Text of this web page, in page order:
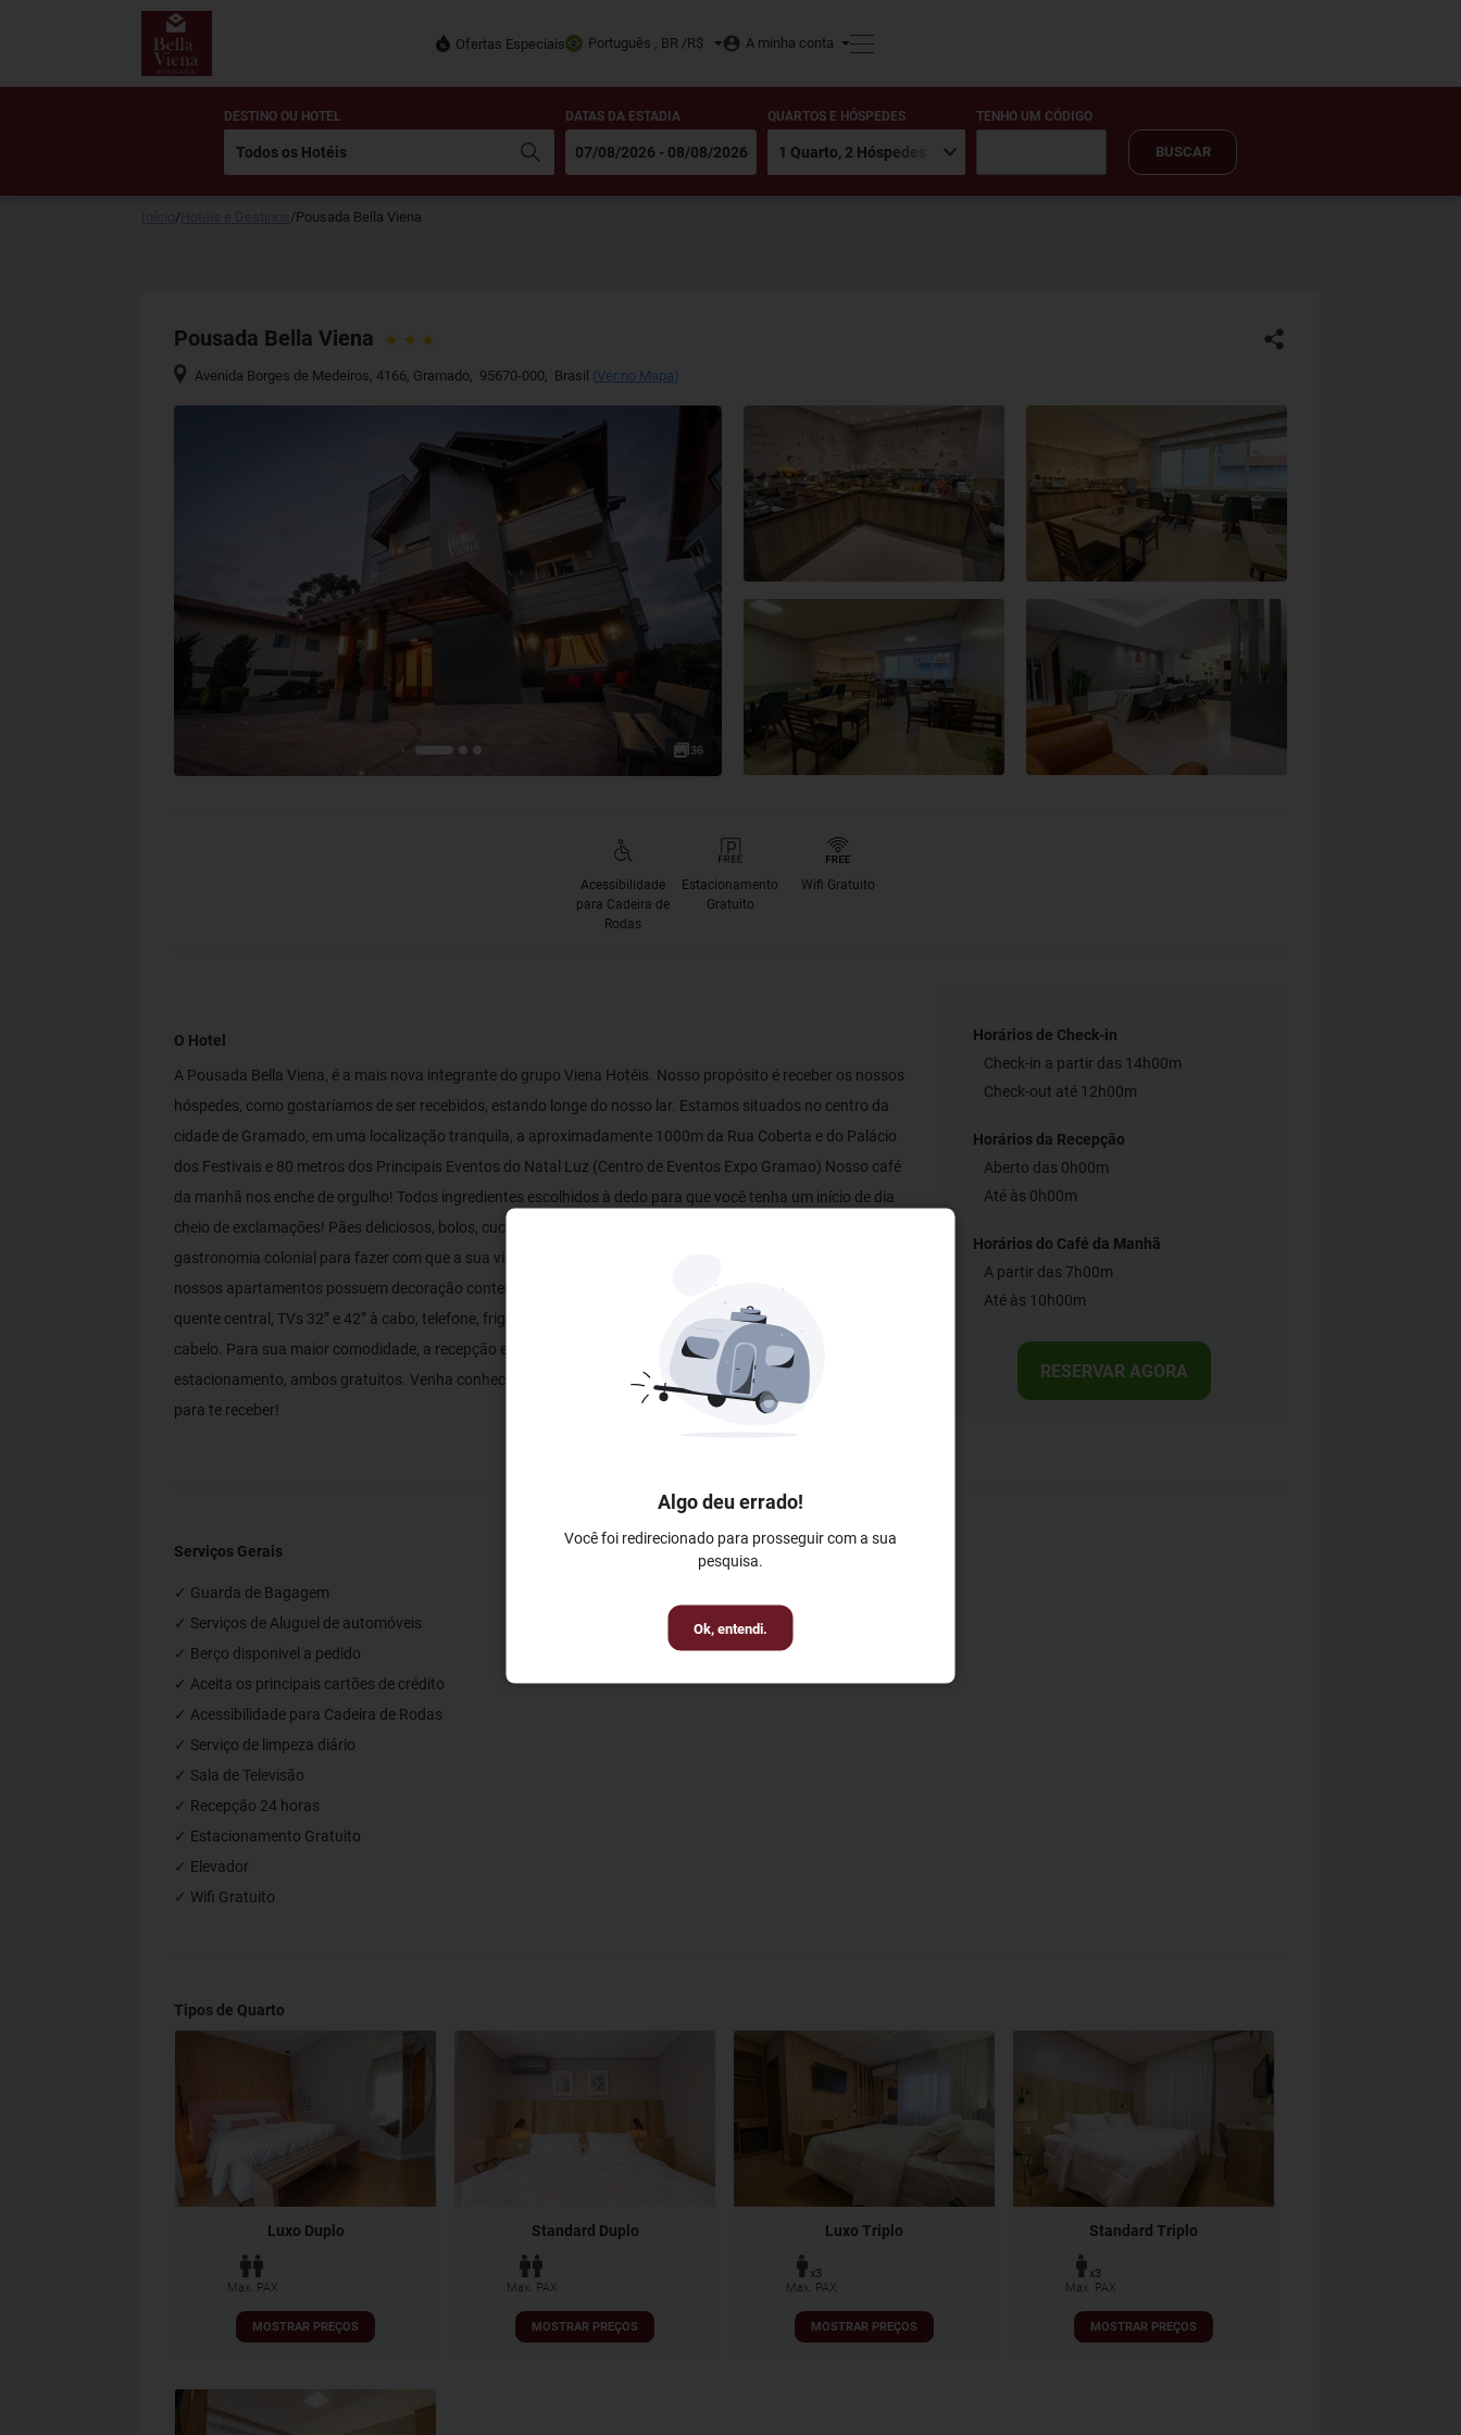
Ofertas Especiais Português , BR /R$ A minha conta
Algo deu errado!
Você foi redirecionado para prosseguir com a sua
pesquisa.
Ok, entendi.
DESTINO OU HOTEL DATAS DA ESTADIA QUARTOS E HÓSPEDES TENHO UM CÓDIGO
BUSCAR
/ /Pousada Bella Viena
Pousada Bella Viena
Avenida Borges de Medeiros, 4166, Gramado, 95670-000, Brasil (Ver no Mapa)
36
Acessibilidade
para Cadeira de
Rodas
Estacionamento
Gratuito
Wifi Gratuito
O Hotel
A Pousada Bella Viena, é a mais nova integrante do grupo Viena Hotéis. Nosso propósito é receber os nossos
hóspedes, como gostaríamos de ser recebidos, estando longe do nosso lar. Estamos situados no centro da
cidade de Gramado, em uma localização tranquila, a aproximadamente 1000m da Rua Coberta e do Palácio
dos Festivais e 80 metros dos Principais Eventos do Natal Luz (Centro de Eventos Expo Gramao) Nosso café
da manhã nos enche de orgulho! Todos ingredientes escolhidos à dedo para que você tenha um início de dia
cheio de exclamações! Pães deliciosos, bolos, cucas, queijos, geleias, frutas e tudo mais que compõem a farta
gastronomia colonial para fazer com que a sua visita à Serra Gaúcha tenha um sabor muito especial! Todos os
nossos apartamentos possuem decoração contemporânea, calefação, ar condicionado quente e frio, água
quente central, TVs 32” e 42” à cabo, telefone, frigobar e banheiro privativo com ducha higiênica e secador de
cabelo. Para sua maior comodidade, a recepção está aberta 24 horas, além de Wi-Fi em toda a pousada e
estacionamento, ambos gratuitos. Venha conhecer as belezas da Serra Gaúcha. Estaremos de braços abertos
para te receber!
Horários de Check-in
Check-in a partir das 14h00m
Check-out até 12h00m
Horários da Recepção
Aberto das 0h00m
Até às 0h00m
Horários do Café da Manhã
A partir das 7h00m
Até às 10h00m
RESERVAR AGORA
Serviços Gerais
✓ Guarda de Bagagem
✓ Serviços de Aluguel de automóveis
✓ Berço disponivel a pedido
✓ Aceita os principais cartões de crédito
✓ Acessibilidade para Cadeira de Rodas
✓ Serviço de limpeza diário
✓ Sala de Televisão
✓ Recepção 24 horas
✓ Estacionamento Gratuito
✓ Elevador
✓ Wifi Gratuito
Tipos de Quarto
Luxo Duplo
Max. PAX
MOSTRAR PREÇOS
Standard Duplo
Max. PAX
MOSTRAR PREÇOS
Luxo Triplo
x3
Max. PAX
MOSTRAR PREÇOS
Standard Triplo
x3
Max. PAX
MOSTRAR PREÇOS